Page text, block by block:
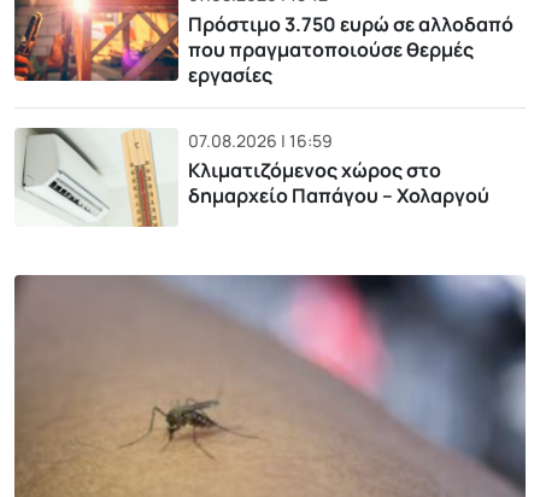
Πρόστιμο 3.750 ευρώ σε αλλοδαπό
που πραγματοποιούσε θερμές
εργασίες
07.08.2026 | 16:59
Κλιματιζόμενος χώρος στο
δημαρχείο Παπάγου – Χολαργού